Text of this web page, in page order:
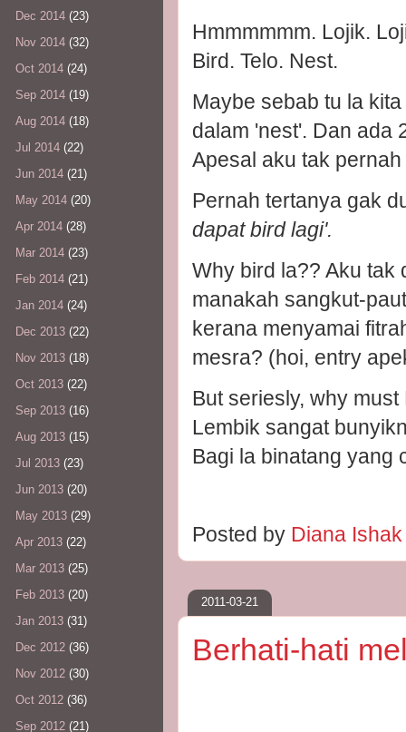
Hmmmmmm. Lojik.
Bird. Telo. Nest.
Maybe sebab tu la
dalam 'nest'. Dan ada
Apesal aku tak
Pernah tertanya gak
dapat bird lagi'.
Why bird la?? Aku tak
manakah sangkut-
kerana menyamai
mesra? (hoi, entry
But seriesly, why must
Lembik sangat
Bagi la binatang yang
Posted by Diana
2011-03-21
Berhati-hati
Dec 2014 (23)
Nov 2014 (32)
Oct 2014 (24)
Sep 2014 (19)
Aug 2014 (18)
Jul 2014 (22)
Jun 2014 (21)
May 2014 (20)
Apr 2014 (28)
Mar 2014 (23)
Feb 2014 (21)
Jan 2014 (24)
Dec 2013 (22)
Nov 2013 (18)
Oct 2013 (22)
Sep 2013 (16)
Aug 2013 (15)
Jul 2013 (23)
Jun 2013 (20)
May 2013 (29)
Apr 2013 (22)
Mar 2013 (25)
Feb 2013 (20)
Jan 2013 (31)
Dec 2012 (36)
Nov 2012 (30)
Oct 2012 (36)
Sep 2012 (21)